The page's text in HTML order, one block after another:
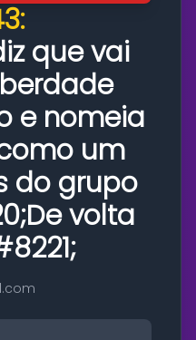
que vai
e nomeia
um
do grupo
volta